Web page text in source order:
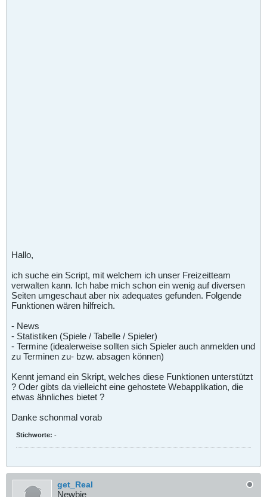
Hallo,
ich suche ein Script, mit welchem ich unser Freizeitteam
verwalten kann. Ich habe mich schon ein wenig auf diversen
Seiten umgeschaut aber nix adequates gefunden. Folgende
Funktionen wären hilfreich.
- News
- Statistiken (Spiele / Tabelle / Spieler)
- Termine (idealerweise sollten sich Spieler auch anmelden und
zu Terminen zu- bzw. absagen können)
Kennt jemand ein Skript, welches diese Funktionen unterstützt
? Oder gibts da vielleicht eine gehostete Webapplikation, die
etwas ähnliches bietet ?
Danke schonmal vorab
Stichworte: -
get_Real
Newbie